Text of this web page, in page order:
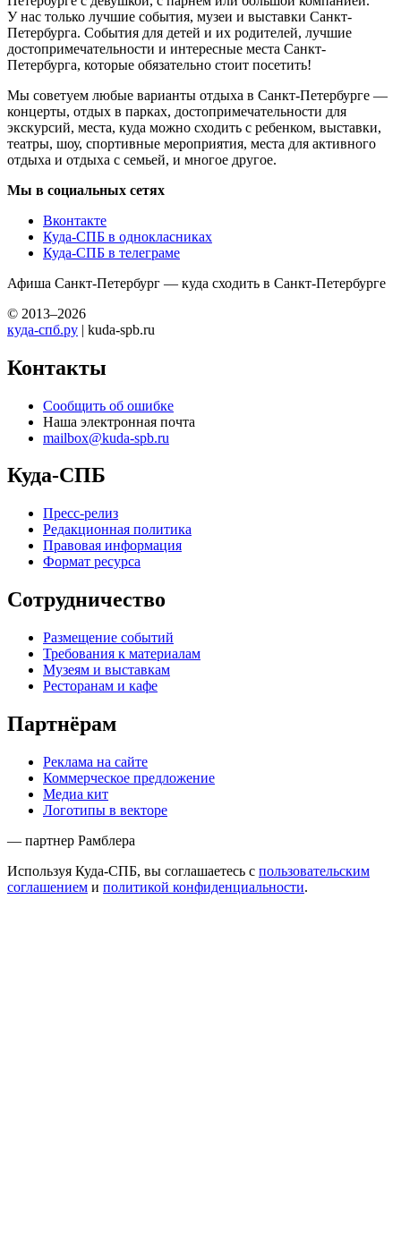
У нас только лучшие события, музеи и выставки Санкт-
Петербурга. События для детей и их родителей, лучшие
достопримечательности и интересные места Санкт-
Петербурга, которые обязательно стоит посетить!
Мы советуем любые варианты отдыха в Санкт-Петербурге —
концерты, отдых в парках, достопримечательности для
экскурсий, места, куда можно сходить с ребенком, выставки,
театры, шоу, спортивные мероприятия, места для активного
отдыха и отдыха с семьей, и многое другое.
Мы в социальных сетях
Вконтакте
Куда-СПБ в однокласниках
Куда-СПБ в телеграме
Афиша Санкт-Петербург — куда сходить в Санкт-Петербурге
© 2013–2026
куда-спб.ру | kuda-spb.ru
Контакты
Сообщить об ошибке
Наша электронная почта
mailbox@kuda-spb.ru
Куда-СПБ
Пресс-релиз
Редакционная политика
Правовая информация
Формат ресурса
Сотрудничество
Размещение событий
Требования к материалам
Музеям и выставкам
Ресторанам и кафе
Партнёрам
Реклама на сайте
Коммерческое предложение
Медиа кит
Логотипы в векторе
— партнер Рамблера
Используя Куда-СПБ, вы соглашаетесь с пользовательским
соглашением и политикой конфиденциальности.